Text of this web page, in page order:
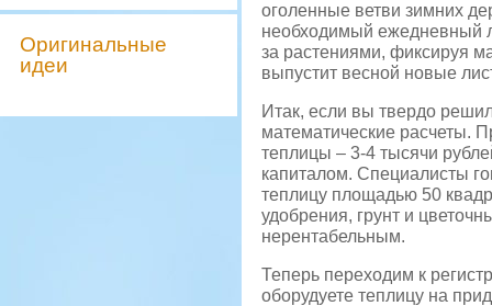
Оригинальные
идеи
оголенные ветви зимних
необходимый ежедневный
за растениями, фиксируя
выпустит весной новые
Итак, если вы твердо
математические расчеты.
теплицы – 3-4 тысячи
капиталом. Специалисты
теплицу площадью 50
удобрения, грунт и
нерентабельным.
Теперь переходим к
оборудуете теплицу на